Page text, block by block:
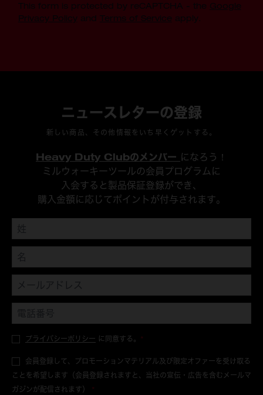
This form is protected by reCAPTCHA - the Google
Privacy Policyand Terms of Service apply.
ニュースレターの登録
新しい商品、その他情報をいち早くゲットする。
Heavy Duty Clubのメンバー になろう！
ミルウォーキーツールの会員プログラムに
入会すると製品保証登録ができ、
購入金額に応じてポイントが付与されます。
プライバシーポリシー に同意する。 *
会員登録して、プロモーションマテリアル及び限定オファーを受け取る
ことを希望します（会員登録されますと、当社の宣伝・広告を含むメールマ
ガジンが配信されます） *